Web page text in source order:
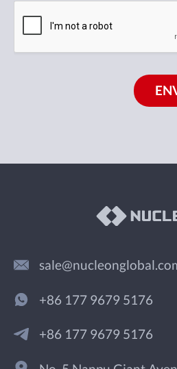
+86 177 9679 5176
+86 177 9679 5176